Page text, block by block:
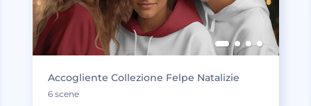
Accogliente Collezione Felpe Natalizie
6 scene